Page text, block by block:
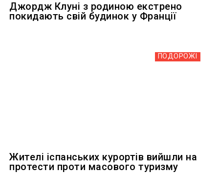
Джордж Клуні з родиною екстрено
покидають свій будинок у Франції
ПОДОРОЖІ
Жителі іспанських курортів вийшли на
протести проти масового туризму